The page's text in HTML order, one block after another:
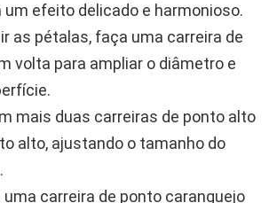
um efeito delicado e harmonioso.
as pétalas, faça uma carreira de
volta para ampliar o diâmetro e
mais duas carreiras de ponto alto
alto, ajustando o tamanho do
uma carreira de ponto caranguejo